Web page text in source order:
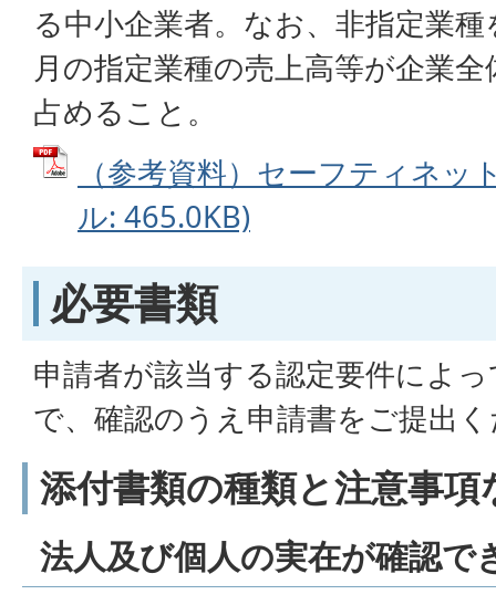
る中小企業者。なお、非指定業
月の指定業種の売上高等が企業
占めること。
（参考資料）セーフティネッ
ル: 465.0KB)
必要書類
申請者が該当する認定要件によ
で、確認のうえ申請書をご提出
添付書類の種類と注意事項
法人及び個人の実在が確認で